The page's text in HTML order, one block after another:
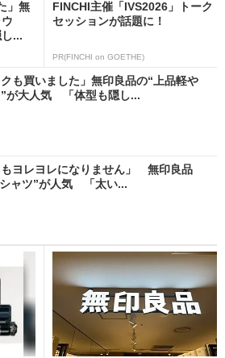
」無
...
FINCHI主催「IVS2026」トーク
セッションが話題に！
PR(FINCHI on GOETHE)
クも買いました」無印良品の“上品軽や
が大人気 「体型も隠し...
もヨレヨレになりません」 無印良品
ャツ”が人気 「太い...